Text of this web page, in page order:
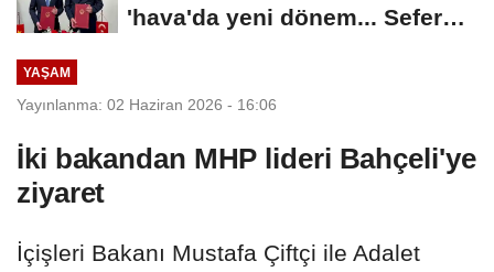
'hava'da yeni dönem... Sefer
YAŞAM
Yayınlanma: 02 Haziran 2026 - 16:06
İki bakandan MHP lideri Bahçeli'ye
ziyaret
İçişleri Bakanı Mustafa Çiftçi ile Adalet